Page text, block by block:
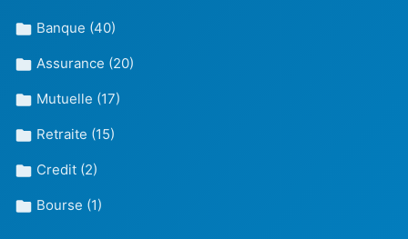
Banque (40)
Assurance (20)
Mutuelle (17)
Retraite (15)
Credit (2)
Bourse (1)